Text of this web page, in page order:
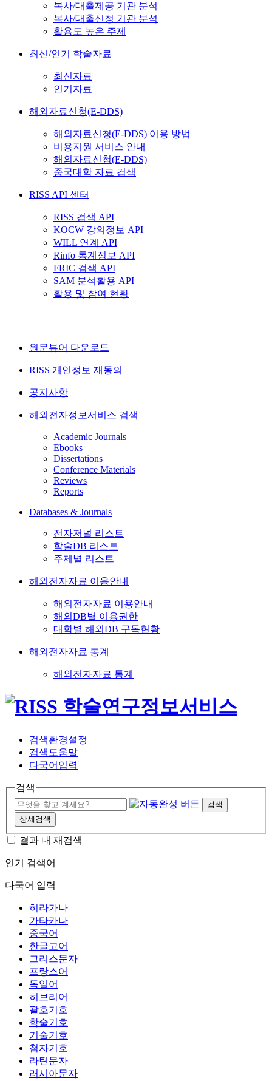
복사/대출제공 기관 분석
복사/대출신청 기관 분석
활용도 높은 주제
최신/인기 학술자료
최신자료
인기자료
해외자료신청(E-DDS)
해외자료신청(E-DDS) 이용 방법
비용지원 서비스 안내
해외자료신청(E-DDS)
중국대학 자료 검색
RISS API 센터
RISS 검색 API
KOCW 강의정보 API
WILL 연계 API
Rinfo 통계정보 API
FRIC 검색 API
SAM 분석활용 API
활용 및 참여 현황
원문뷰어 다운로드
RISS 개인정보 재동의
공지사항
해외전자정보서비스 검색
Academic Journals
Ebooks
Dissertations
Conference Materials
Reviews
Reports
Databases & Journals
전자저널 리스트
학술DB 리스트
주제별 리스트
해외전자자료 이용안내
해외전자자료 이용안내
해외DB별 이용권한
대학별 해외DB 구독현황
해외전자자료 통계
해외전자자료 통계
검색환경설정
검색도움말
다국어입력
검색
검색
상세검색
결과 내 재검색
인기 검색어
다국어 입력
히라가나
가타카나
중국어
한글고어
그리스문자
프랑스어
독일어
히브리어
괄호기호
학술기호
기술기호
첨자기호
라틴문자
러시아문자